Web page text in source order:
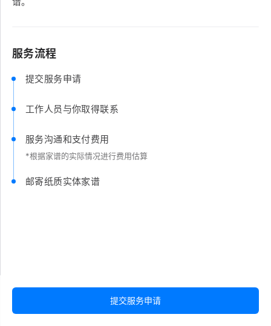
服务流程
提交服务申请
工作人员与你取得联系
服务沟通和支付费用
*根据家谱的实际情况进行费用估算
邮寄纸质实体家谱
提交服务申请